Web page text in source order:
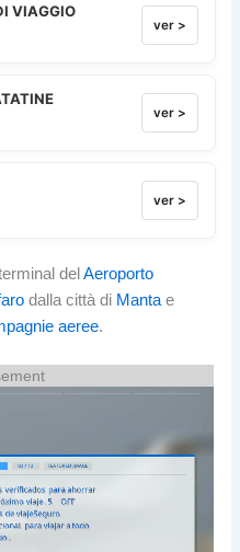
VIAGGIO
ver >
ver >
ver >
delAeroporto
dalla città di Manta e
aeree.